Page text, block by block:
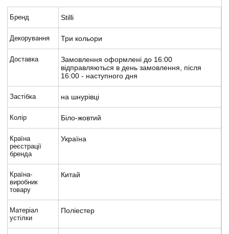
Бренд Stilli
Декорування Три кольори
Доставка
Замовлення оформлені до 16:00
відправляються в день замовлення, після
16:00 - наступного дня
Застібка на шнурівці
Колір Біло-жовтий
Країна
реєстрації
бренда
Україна
Країна-
виробник
товару
Китай
Матеріал
устілки
Поліестер